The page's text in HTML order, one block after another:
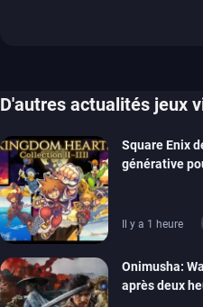
D'autres actualités jeux
Square Enix
générative
Il y a 1 heure
Onimusha:
après deux